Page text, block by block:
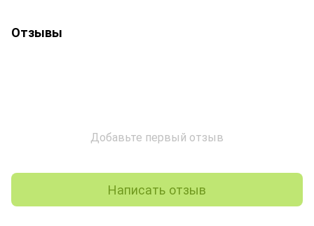
Отзывы
Добавьте первый отзыв
Написать отзыв